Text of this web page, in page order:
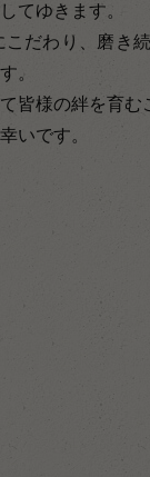
てゆきます。
だわり、磨き
。
皆様の絆を育む
いです。